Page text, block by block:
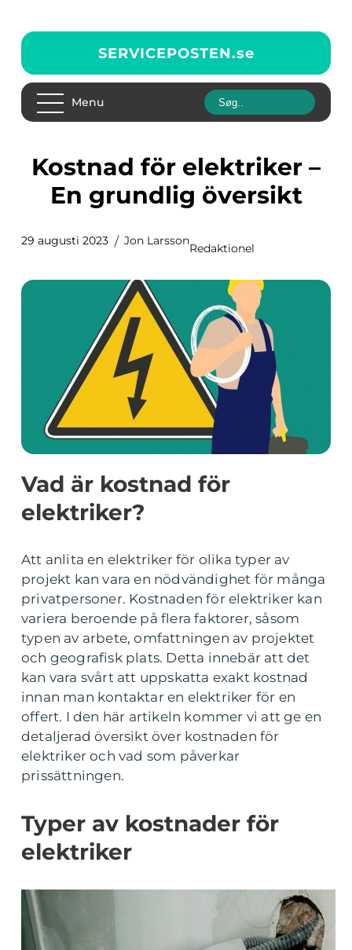
SERVICEPOSTEN.se
Menu
Kostnad för elektriker –
En grundlig översikt
29 augusti 2023 Jon Larsson
Redaktionel
Vad är kostnad för
elektriker?
Att anlita en elektriker för olika typer av
projekt kan vara en nödvändighet för många
privatpersoner. Kostnaden för elektriker kan
variera beroende på flera faktorer, såsom
typen av arbete, omfattningen av projektet
och geografisk plats. Detta innebär att det
kan vara svårt att uppskatta exakt kostnad
innan man kontaktar en elektriker för en
offert. I den här artikeln kommer vi att ge en
detaljerad översikt över kostnaden för
elektriker och vad som påverkar
prissättningen.
Typer av kostnader för
elektriker